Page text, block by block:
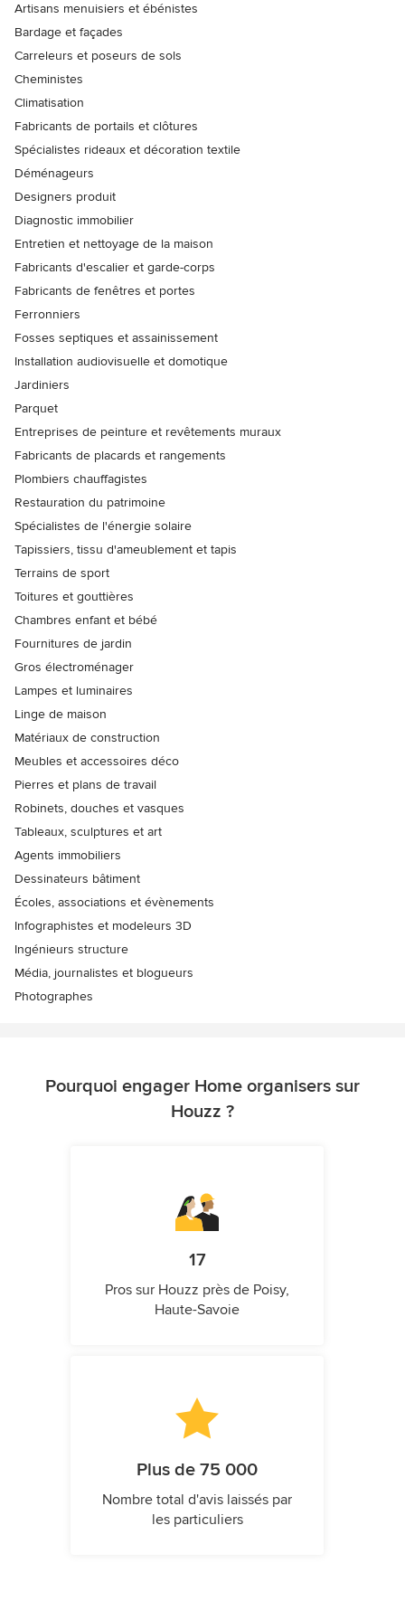
Artisans menuisiers et ébénistes
Bardage et façades
Carreleurs et poseurs de sols
Cheministes
Climatisation
Fabricants de portails et clôtures
Spécialistes rideaux et décoration textile
Déménageurs
Designers produit
Diagnostic immobilier
Entretien et nettoyage de la maison
Fabricants d'escalier et garde-corps
Fabricants de fenêtres et portes
Ferronniers
Fosses septiques et assainissement
Installation audiovisuelle et domotique
Jardiniers
Parquet
Entreprises de peinture et revêtements muraux
Fabricants de placards et rangements
Plombiers chauffagistes
Restauration du patrimoine
Spécialistes de l'énergie solaire
Tapissiers, tissu d'ameublement et tapis
Terrains de sport
Toitures et gouttières
Chambres enfant et bébé
Fournitures de jardin
Gros électroménager
Lampes et luminaires
Linge de maison
Matériaux de construction
Meubles et accessoires déco
Pierres et plans de travail
Robinets, douches et vasques
Tableaux, sculptures et art
Agents immobiliers
Dessinateurs bâtiment
Écoles, associations et évènements
Infographistes et modeleurs 3D
Ingénieurs structure
Média, journalistes et blogueurs
Photographes
Pourquoi engager Home organisers sur
Houzz ?
17
Pros sur Houzz près de Poisy,
Haute-Savoie
Plus de 75 000
Nombre total d'avis laissés par
les particuliers